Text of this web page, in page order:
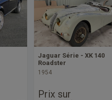
Jaguar Série - XK 140
Roadster
1954
Prix sur